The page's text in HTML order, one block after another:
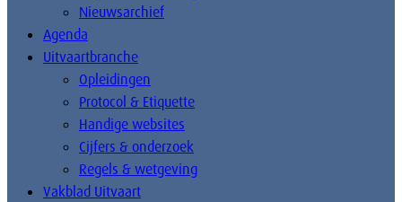
Nieuwsarchief
Agenda
Uitvaartbranche
Opleidingen
Protocol & Etiquette
Handige websites
Cijfers & onderzoek
Regels & wetgeving
Vakblad Uitvaart